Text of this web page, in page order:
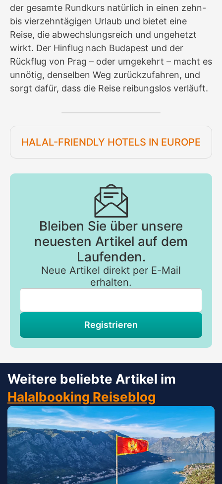
der gesamte Rundkurs natürlich in einen zehn-
bis vierzehntägigen Urlaub und bietet eine
Reise, die abwechslungsreich und ungehetzt
wirkt. Der Hinflug nach Budapest und der
Rückflug von Prag – oder umgekehrt – macht es
unnötig, denselben Weg zurückzufahren, und
sorgt dafür, dass die Reise reibungslos verläuft.
HALAL-FRIENDLY HOTELS IN EUROPE
Bleiben Sie über unsere
neuesten Artikel auf dem
Laufenden.
Neue Artikel direkt per E-Mail
erhalten.
Registrieren
Weitere beliebte Artikel im
Halalbooking Reiseblog